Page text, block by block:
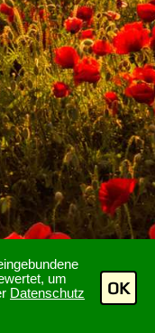
um
Datenschutz
OK